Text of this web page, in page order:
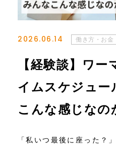
2026.06.14 働き方・お金
【経験談】ワ
イムスケジュー
こんな感じなの
「私いつ最後に座った？